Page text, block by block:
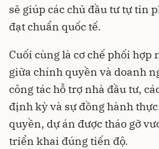
sẽ giúp các chủ đầu tư tự tin
đạt chuẩn quốc tế.
Cuối cùng là cơ chế phối hợp
giữa chính quyền và doanh
công tác hỗ trợ nhà đầu tư,
định kỳ và sự đồng hành
quyền, dự án được tháo gỡ
triển khai đúng tiến độ.